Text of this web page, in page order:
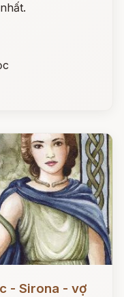
- Sirona - vợ